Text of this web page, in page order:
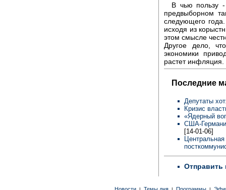
В чью пользу -
предвыборном
следующего
исходя из
этом смысле
Другое дело,
экономики
растет
Последние
Депутаты
Кризис
«Ядерный
США-
[14-01-06]
Отправить